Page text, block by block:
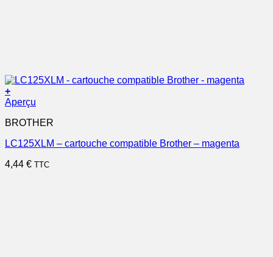
+
Aperçu
BROTHER
LC125XLM – cartouche compatible Brother – magenta
4,44 € TTC